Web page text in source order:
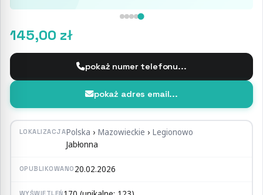
145,00 zł
pokaż numer telefonu...
pokaż adres email...
LOKALIZACJAPolska › Mazowieckie › Legionowo
Jabłonna
OPUBLIKOWANO 20.02.2026